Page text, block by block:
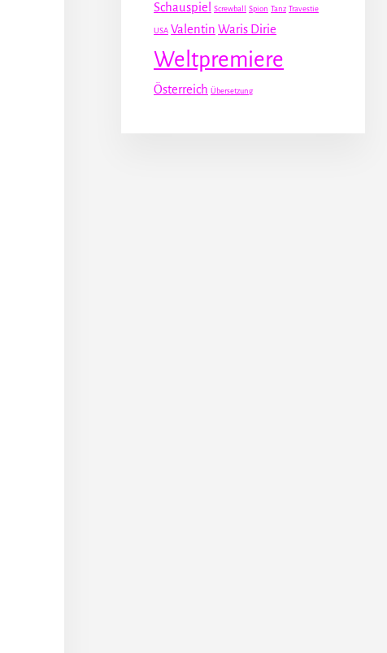
Schauspiel Screwball Spion Tanz Travestie
USA Valentin Waris Dirie
Weltpremiere
Österreich Übersetzung